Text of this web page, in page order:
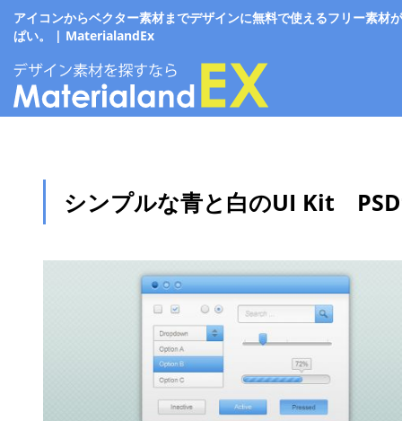
アイコンからベクター素材までデザインに無料で使えるフリー素材
ぱい。 | MaterialandEx
シンプルな青と白のUI Kit